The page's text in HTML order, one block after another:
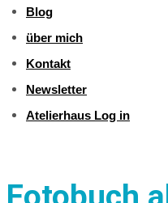
Blog
über mich
Kontakt
Newsletter
Atelierhaus Log in